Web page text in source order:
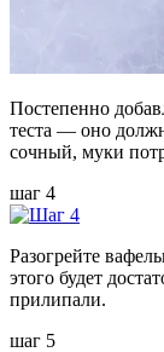
Постепенно
теста — оно
сочный, муки
шаг 4
Разогрейте
этого будет
прилипали.
шаг 5